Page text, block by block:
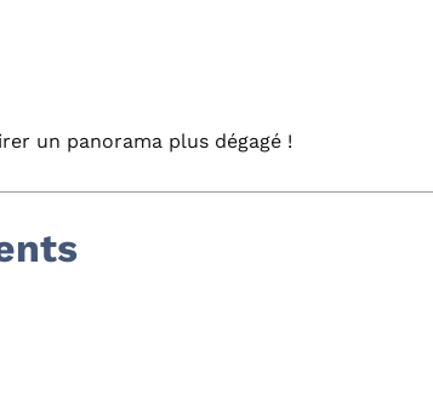
un panorama plus dégagé !